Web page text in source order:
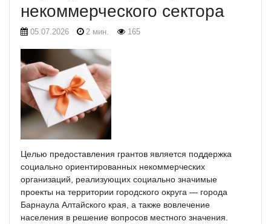
некоммерческого сектора
05.07.2026 2 мин. 165
Целью предоставления грантов является поддержка
социально ориентированных некоммерческих
организаций, реализующих социально значимые
проекты на территории городского округа — города
Барнаула Алтайского края, а также вовлечение
населения в решение вопросов местного значения.